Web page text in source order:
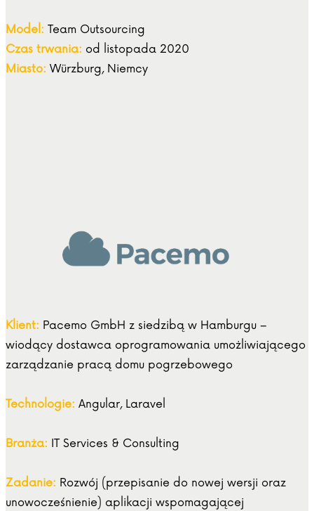
Model: Team Outsourcing
Czas trwania: od listopada 2020
Miasto: Würzburg, Niemcy
Klient: Pacemo GmbH z siedzibą w Hamburgu –
wiodący dostawca oprogramowania umożliwiającego
zarządzanie pracą domu pogrzebowego
Technologie: Angular, Laravel
Branża: IT Services & Consulting
Zadanie: Rozwój (przepisanie do nowej wersji oraz
unowocześnienie) aplikacji wspomagającej